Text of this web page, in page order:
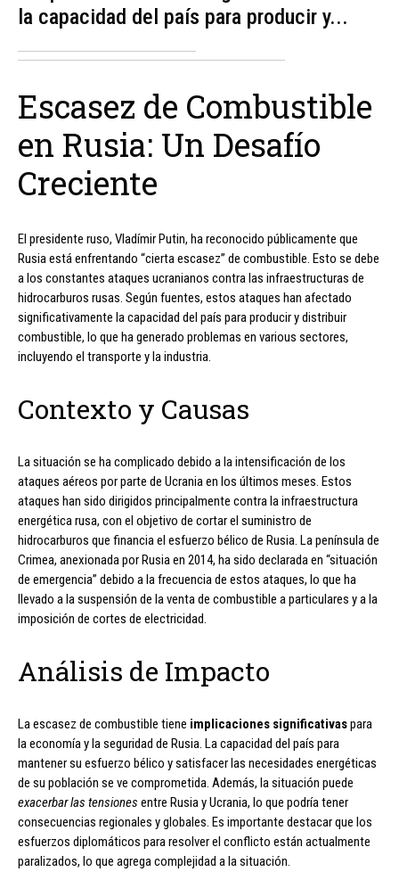
la capacidad del país para producir y...
Escasez de Combustible
en Rusia: Un Desafío
Creciente
El presidente ruso, Vladímir Putin, ha reconocido públicamente que
Rusia está enfrentando “cierta escasez” de combustible. Esto se debe
a los constantes ataques ucranianos contra las infraestructuras de
hidrocarburos rusas. Según fuentes, estos ataques han afectado
significativamente la capacidad del país para producir y distribuir
combustible, lo que ha generado problemas en various sectores,
incluyendo el transporte y la industria.
Contexto y Causas
La situación se ha complicado debido a la intensificación de los
ataques aéreos por parte de Ucrania en los últimos meses. Estos
ataques han sido dirigidos principalmente contra la infraestructura
energética rusa, con el objetivo de cortar el suministro de
hidrocarburos que financia el esfuerzo bélico de Rusia. La península de
Crimea, anexionada por Rusia en 2014, ha sido declarada en “situación
de emergencia” debido a la frecuencia de estos ataques, lo que ha
llevado a la suspensión de la venta de combustible a particulares y a la
imposición de cortes de electricidad.
Análisis de Impacto
La escasez de combustible tiene implicaciones significativaspara
la economía y la seguridad de Rusia. La capacidad del país para
mantener su esfuerzo bélico y satisfacer las necesidades energéticas
de su población se ve comprometida. Además, la situación puede
exacerbar las tensiones entre Rusia y Ucrania, lo que podría tener
consecuencias regionales y globales. Es importante destacar que los
esfuerzos diplomáticos para resolver el conflicto están actualmente
paralizados, lo que agrega complejidad a la situación.